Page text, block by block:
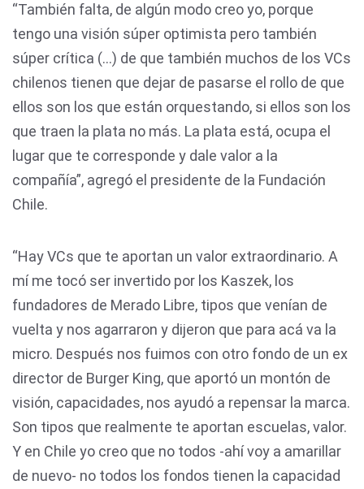
“También falta, de algún modo creo yo, porque
tengo una visión súper optimista pero también
súper crítica (...) de que también muchos de los VCs
chilenos tienen que dejar de pasarse el rollo de que
ellos son los que están orquestando, si ellos son los
que traen la plata no más. La plata está, ocupa el
lugar que te corresponde y dale valor a la
compañía”, agregó el presidente de la Fundación
Chile.
“Hay VCs que te aportan un valor extraordinario. A
mí me tocó ser invertido por los Kaszek, los
fundadores de Merado Libre, tipos que venían de
vuelta y nos agarraron y dijeron que para acá va la
micro. Después nos fuimos con otro fondo de un ex
director de Burger King, que aportó un montón de
visión, capacidades, nos ayudó a repensar la marca.
Son tipos que realmente te aportan escuelas, valor.
Y en Chile yo creo que no todos -ahí voy a amarillar
de nuevo- no todos los fondos tienen la capacidad